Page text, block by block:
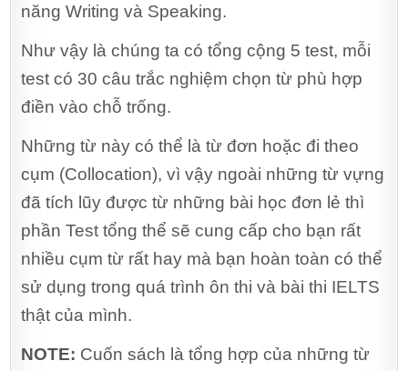
năng Writing và Speaking.
Như vậy là chúng ta có tổng cộng 5 test, mỗi
test có 30 câu trắc nghiệm chọn từ phù hợp
điền vào chỗ trống.
Những từ này có thể là từ đơn hoặc đi theo
cụm (Collocation), vì vậy ngoài những từ vựng
đã tích lũy được từ những bài học đơn lẻ thì
phần Test tổng thể sẽ cung cấp cho bạn rất
nhiều cụm từ rất hay mà bạn hoàn toàn có thể
sử dụng trong quá trình ôn thi và bài thi IELTS
thật của mình.
NOTE: Cuốn sách là tổng hợp của những từ